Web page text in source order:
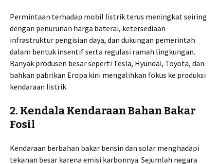
Permintaan terhadap mobil listrik terus meningkat seiring
dengan penurunan harga baterai, ketersediaan
infrastruktur pengisian daya, dan dukungan pemerintah
dalam bentuk insentif serta regulasi ramah lingkungan.
Banyak produsen besar seperti Tesla, Hyundai, Toyota, dan
bahkan pabrikan Eropa kini mengalihkan fokus ke produksi
kendaraan listrik.
2. Kendala Kendaraan Bahan Bakar
Fosil
Kendaraan berbahan bakar bensin dan solar menghadapi
tekanan besar karena emisi karbonnya. Sejumlah negara